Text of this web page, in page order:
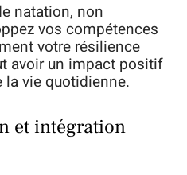
natation, non
vos compétences
votre résilience
avoir un impact positif
la vie quotidienne.
et intégration